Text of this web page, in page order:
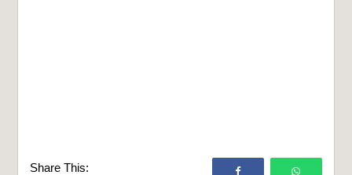
Share This: